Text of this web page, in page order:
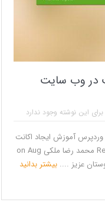
در وب سایت
این نوشته وجود ندارد
آموزش ایجاد اکانت
کاربری موقت در وب سایت وردپرسReviewed by محمد رضا ملکی on Aug
بیشتر بدانید